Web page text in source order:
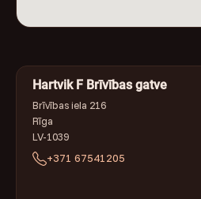
Hartvik F Brīvības gatve
Brīvības iela 216
Rīga
LV-1039
+371 67541205